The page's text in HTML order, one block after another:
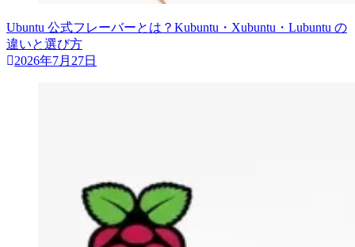
Ubuntu 公式フレーバーとは？Kubuntu・Xubuntu・Lubuntu の
違いと選び方
2026年7月27日